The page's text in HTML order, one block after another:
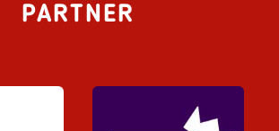
PARTNER